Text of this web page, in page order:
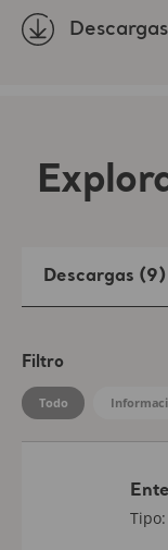
Descargas
Descargas (9)
Filtro
Todo